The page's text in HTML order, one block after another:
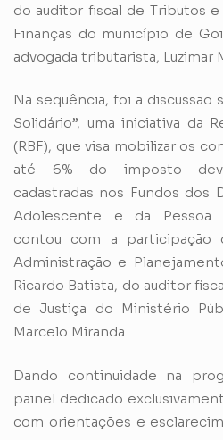
do auditor fiscal de Tributos
Finanças do município de
advogada tributarista, Luzimar
Na sequência, foi a discussão
Solidário”, uma iniciativa da
(RBF), que visa mobilizar os
até 6% do imposto
cadastradas nos Fundos dos
Adolescente e da Pessoa
contou com a participação
Administração e
Ricardo Batista, do auditor
de Justiça do Ministério
Marcelo Miranda.
Dando continuidade na
painel dedicado
com orientações e